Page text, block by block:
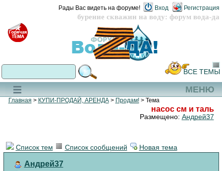
бурение скважин на воду: форум вода-да
Рады Вас видеть на форуме! Вход Регистрация
МЕНЮ
ВСЕ ТЕМЫ
Главная > КУПИ-ПРОДАЙ, АРЕНДА> Продам!> Тема
насос см и таль
Размещено: Андрей37
Список тем Список сообщений Новая тема
Андрей37